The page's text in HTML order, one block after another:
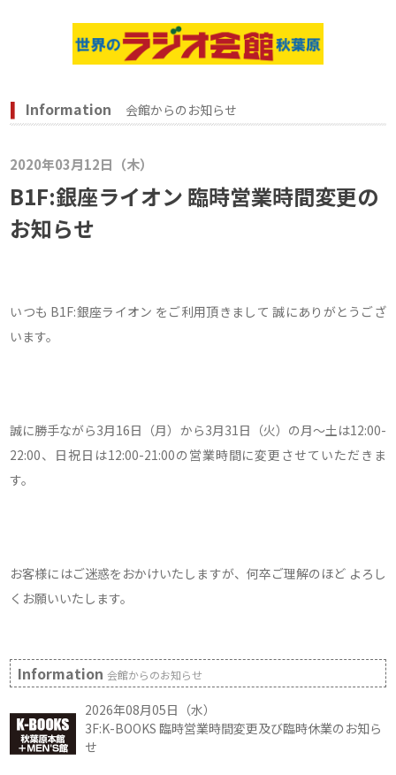
Information 会館からのお知らせ
2020年03月12日（木）
B1F:銀座ライオン 臨時営業時間変更の
お知らせ
いつも B1F:銀座ライオン をご利用頂きまして 誠にありがとうござ
います。
誠に勝手ながら3月16日（月）から3月31日（火）の月～土は12:00-
22:00、日祝日は12:00-21:00の営業時間に変更させていただきま
す。
お客様にはご迷惑をおかけいたしますが、何卒ご理解のほど よろし
くお願いいたします。
Information会館からのお知らせ
2026年08月05日（水）
3F:K-BOOKS 臨時営業時間変更及び臨時休業のお知ら
せ